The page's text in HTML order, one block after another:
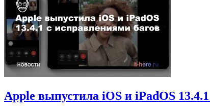
Apple выпустила iOS и iPadOS